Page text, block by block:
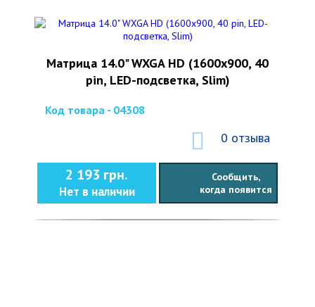
Матрица 14.0" WXGA HD (1600x900, 40
pin, LED-подсветка, Slim)
Код товара - 04308
0 отзыва
2 193 грн.
Нет в наличии
Сообщить,
когда появится